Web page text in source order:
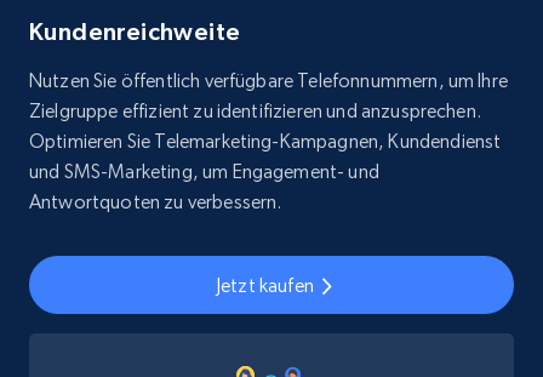
Kundenreichweite
Nutzen Sie öffentlich verfügbare Telefonnummern, um Ihre
Zielgruppe effizient zu identifizieren und anzusprechen.
Optimieren Sie Telemarketing-Kampagnen, Kundendienst
und SMS-Marketing, um Engagement- und
Antwortquoten zu verbessern.
Jetzt kaufen